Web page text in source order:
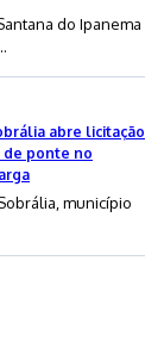
do Ipanema
abre licitação
de ponte no
município